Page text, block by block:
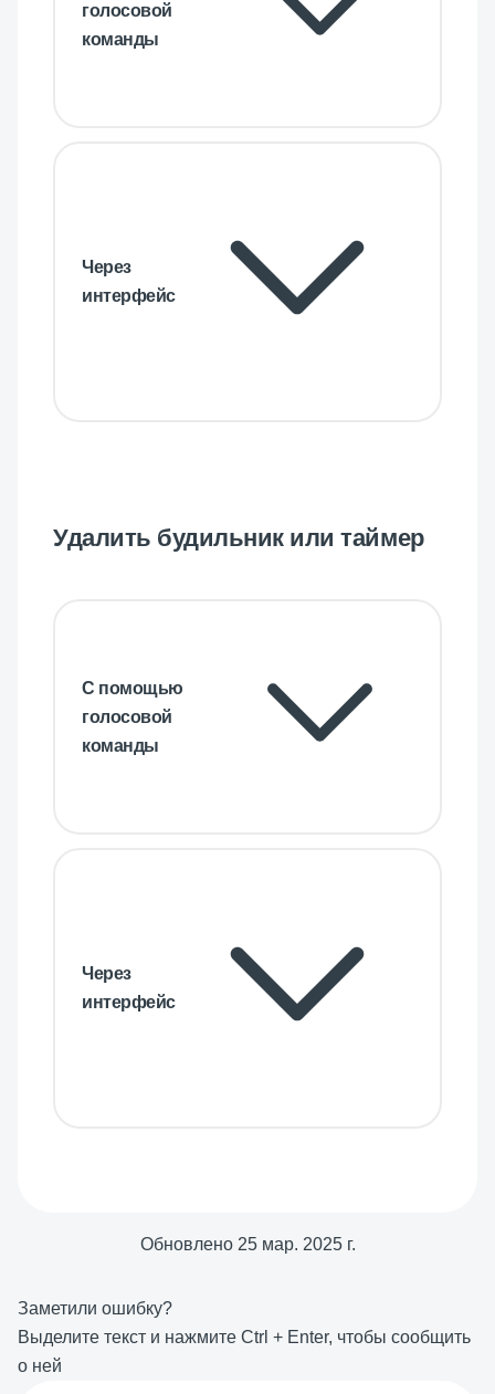
голосовой
команды
Через
интерфейс
Удалить будильник или таймер
С помощью
голосовой
команды
Через
интерфейс
Обновлено 25 мар. 2025 г.
Заметили ошибку?
Выделите текст и нажмите Ctrl + Enter, чтобы сообщить
о ней